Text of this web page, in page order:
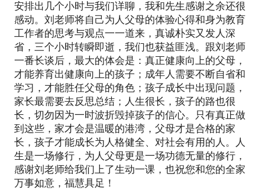
安排出几个小时与我们详聊，我和先生感谢之余还很
感动。刘老师将自己为人父母的体验心得和身为教育
工作者的思考与观点一一道来，真诚朴实又发人深
省，三个小时转瞬即逝，我们也获益匪浅。跟刘老师
一番长谈后，最大的体会是：真正健康向上的父母，
才能养育出健康向上的孩子；成年人需要不断自省和
学习，才能胜任父母的角色；孩子成长中出现问题，
家长最需要去反思总结；人生很长，孩子的路也很
长，切勿因为一时波折毁掉孩子的信心。只有真正做
到这些，家才会是温暖的港湾，父母才是合格的家
长，孩子才能成长为人格健全、对社会有用的人。人
生是一场修行，为人父母更是一场功德无量的修行，
感谢刘老师给我们上了生动一课，也祝您和您的全家
万事如意，福慧具足！